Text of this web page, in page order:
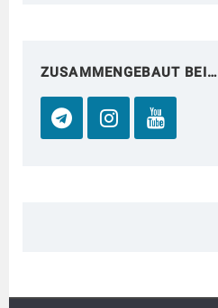
ZUSAMMENGEBAUT BEI…